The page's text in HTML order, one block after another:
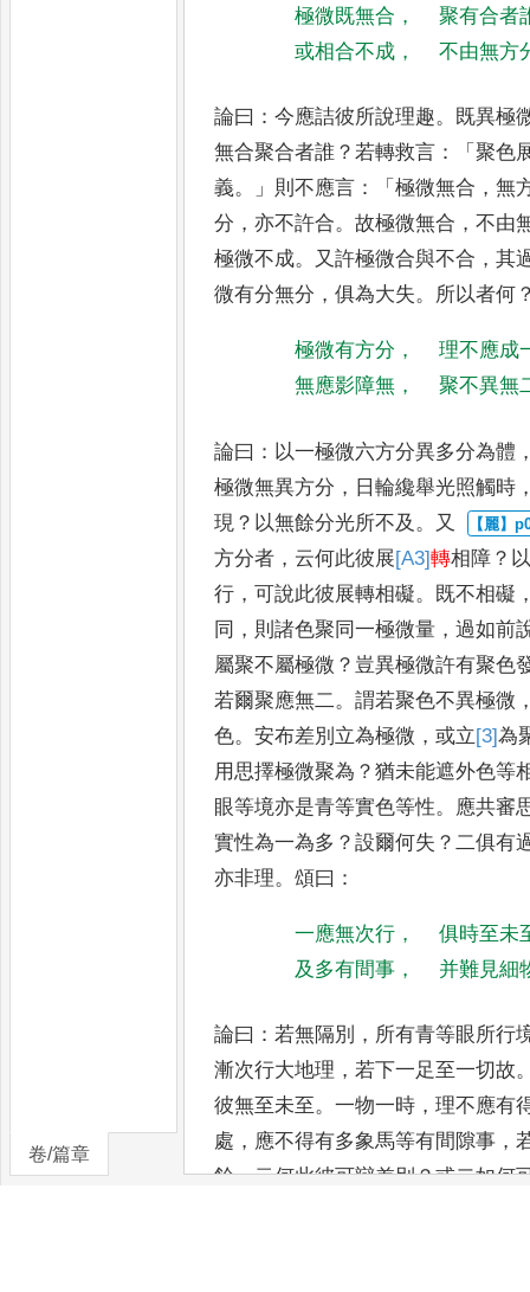
卷/篇章
極微既無合 ，
聚有合者
或相合不成 ， 不由無方
論曰 ：今應詰彼所說理趣。
既異極
無合聚合者誰 ？若轉救言 ：「聚色
義。」 則不應言 ：「極微無合 ，無
分 ，亦不許合。故極微無合 ，不由
極微不成。 又許極微合與不合 ，其
微有分無分 ，俱為大失。 所以者何
極微有方分 ，
理不應成
無應影障無 ， 聚不異無
論曰 ： 以一極微六方分異多分為體
極微無異方分 ， 日輪纔舉光照觸時
現 ？ 以無餘分光所不及 。
又
方分者 ， 云何此彼展[A3]轉相障 ？
行 ，可說此彼展轉相礙。 既不相礙
同 ， 則諸色聚同一極微量 ，過如前
屬聚不屬極微 ？ 豈異極微許有聚色
若爾聚應無二。謂若聚色不異極微
色。安布差別立為極微 ，或立[3]為
用思擇極微聚為 ？猶未能遮外色等
眼等境亦是青等實色等性。 應共審
實性為一為多 ？設爾何失 ？二俱有
亦非理。頌曰 ：
一應無次行 ，
俱時至未
及多有間事 ， 并難見細
論曰 ：若無隔別 ， 所有青等眼所行
漸次行大地理 ，若下一足至一切故
彼無至未至。一物一時 ，理不應有
處 ， 應不得有多象馬等有間隙事 ，
餘，云何此彼可辯差別？或二如何